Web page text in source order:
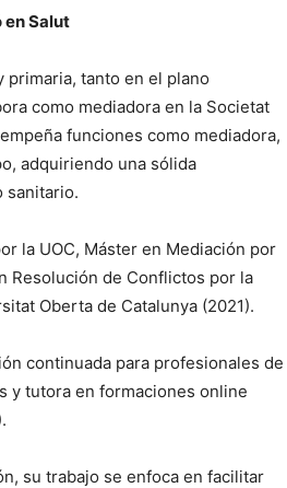
en Salut
primaria, tanto en el plano
como mediadora en la Societat
funciones como mediadora,
adquiriendo una sólida
sanitario.
la UOC, Máster en Mediación por
Resolución de Conflictos por la
Oberta de Catalunya (2021).
continuada para profesionales de
y tutora en formaciones online
su trabajo se enfoca en facilitar